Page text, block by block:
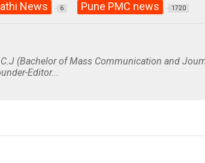
News 6 Pune PMC news 1720
(Bachelor of Mass Communication and
Editor...